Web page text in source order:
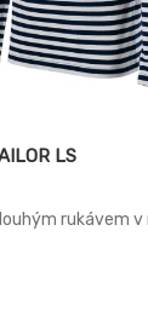
LS
rukávem